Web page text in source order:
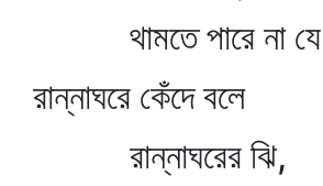
থামতে পারে না
রান্নাঘরে কেঁদে বলে
রান্নাঘরের ঝি,